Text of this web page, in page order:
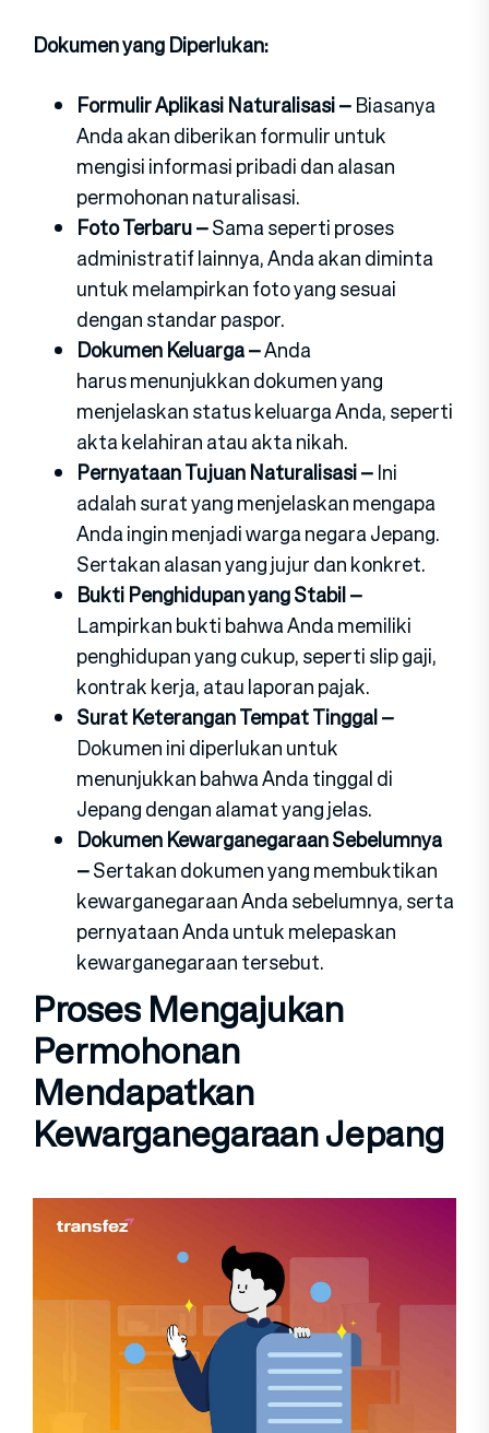
Dokumen yang Diperlukan:
Formulir Aplikasi Naturalisasi –Biasanya
Anda akan diberikan formulir untuk
mengisi informasi pribadi dan alasan
permohonan naturalisasi.
Foto Terbaru –Sama seperti proses
administratif lainnya, Anda akan diminta
untuk melampirkan foto yang sesuai
dengan standar paspor.
Dokumen Keluarga –Anda
harus menunjukkan dokumen yang
menjelaskan status keluarga Anda, seperti
akta kelahiran atau akta nikah.
Pernyataan Tujuan Naturalisasi –Ini
adalah surat yang menjelaskan mengapa
Anda ingin menjadi warga negara Jepang.
Sertakan alasan yang jujur dan konkret.
Bukti Penghidupan yang Stabil –
Lampirkan bukti bahwa Anda memiliki
penghidupan yang cukup, seperti slip gaji,
kontrak kerja, atau laporan pajak.
Surat Keterangan Tempat Tinggal –
Dokumen ini diperlukan untuk
menunjukkan bahwa Anda tinggal di
Jepang dengan alamat yang jelas.
Dokumen Kewarganegaraan Sebelumnya
–Sertakan dokumen yang membuktikan
kewarganegaraan Anda sebelumnya, serta
pernyataan Anda untuk melepaskan
kewarganegaraan tersebut.
Proses Mengajukan
Permohonan
Mendapatkan
Kewarganegaraan Jepang